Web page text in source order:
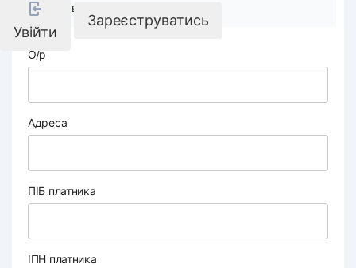
Увійти
Зареєструватись
Реквізити компанії
О/р
Адреса
ПІБ платника
ІПН платника